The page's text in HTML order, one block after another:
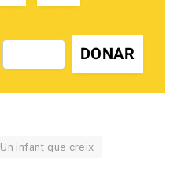
DONAR
Un infant que creix